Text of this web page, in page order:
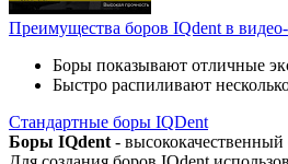
Преимущества боров IQdent в
Боры показывают отличные
Быстро распиливают
Стандартные боры IQDent
Боры IQdent -